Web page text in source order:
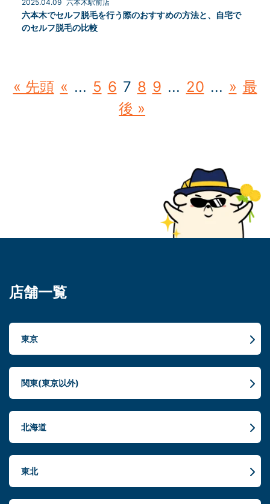
2025.04.09 六本木駅前店
六本木でセルフ脱毛を行う際のおすすめの方法と、自宅で
のセルフ脱毛の比較
« 先頭 « ... 5 6 7 8 9 ... 20 ... » 最
後 »
店舗一覧
東京
関東(東京以外)
北海道
東北